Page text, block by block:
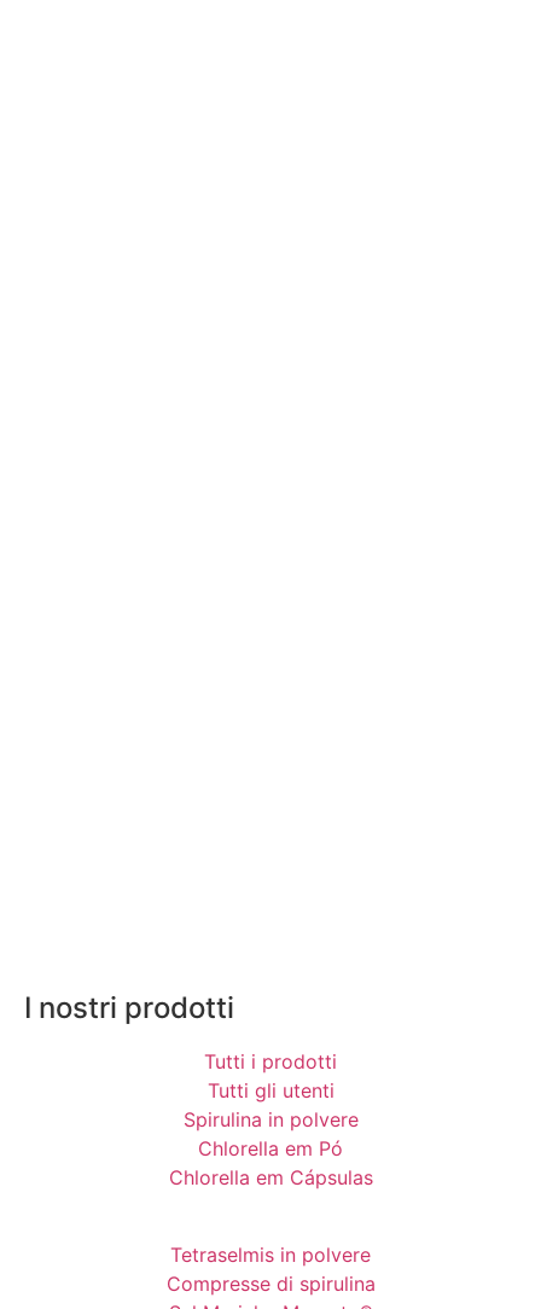
I nostri prodotti
Tutti i prodotti
Tutti gli utenti
Spirulina in polvere
Chlorella em Pó
Chlorella em Cápsulas
Tetraselmis in polvere
Compresse di spirulina